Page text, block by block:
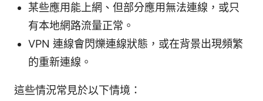
某些應用能上網、但部分應用無法連線，或只
有本地網路流量正常。
VPN 連線會閃爍連線狀態，或在背景出現頻繁
的重新連線。
這些情況常見於以下情境：